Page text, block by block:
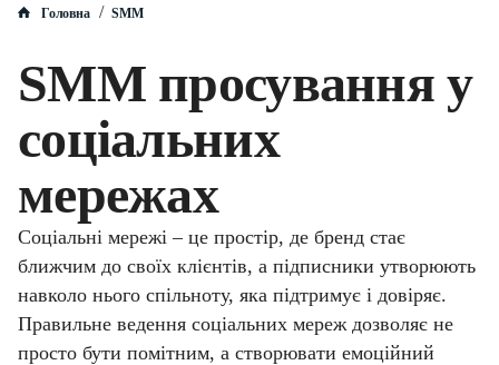
Головна / SMM
SMM просування у
соціальних
мережах
Соціальні мережі – це простір, де бренд стає
ближчим до своїх клієнтів, а підписники утворюють
навколо нього спільноту, яка підтримує і довіряє.
Правильне ведення соціальних мереж дозволяє не
просто бути помітним, а створювати емоційний